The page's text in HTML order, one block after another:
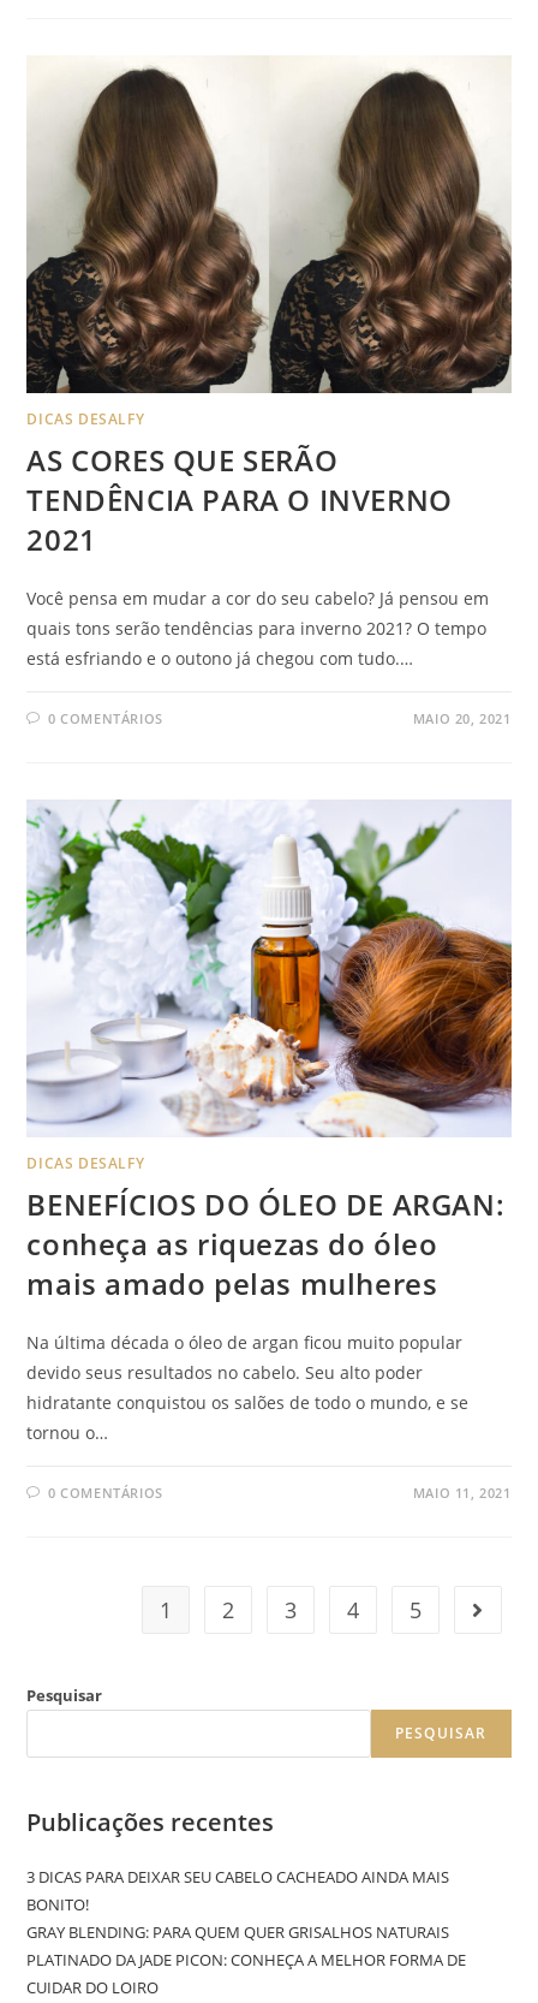
DICAS DESALFY
AS CORES QUE SERÃO
TENDÊNCIA PARA O INVERNO
2021
Você pensa em mudar a cor do seu cabelo? Já pensou em
quais tons serão tendências para inverno 2021? O tempo
está esfriando e o outono já chegou com tudo.…
0 COMENTÁRIOS MAIO 20, 2021
DICAS DESALFY
BENEFÍCIOS DO ÓLEO DE ARGAN:
conheça as riquezas do óleo
mais amado pelas mulheres
Na última década o óleo de argan ficou muito popular
devido seus resultados no cabelo. Seu alto poder
hidratante conquistou os salões de todo o mundo, e se
tornou o…
0 COMENTÁRIOS MAIO 11, 2021
1 2 3 4 5 Go to
Pesquisar
PESQUISAR
Publicações recentes
3 DICAS PARA DEIXAR SEU CABELO CACHEADO AINDA MAIS
BONITO!
GRAY BLENDING: PARA QUEM QUER GRISALHOS NATURAIS
PLATINADO DA JADE PICON: CONHEÇA A MELHOR FORMA DE
CUIDAR DO LOIRO